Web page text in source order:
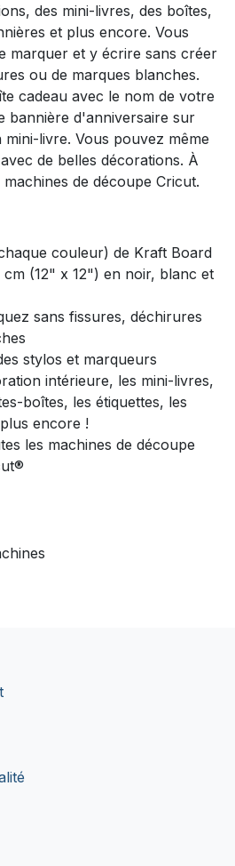
des mini-livres, des boîtes,
et plus encore. Vous
marquer et y écrire sans créer
ou de marques blanches.
cadeau avec le nom de votre
bannière d'anniversaire sur
livre. Vous pouvez même
de belles décorations. À
de découpe Cricut.
couleur) de Kraft Board
(12" x 12") en noir, blanc et
sans fissures, déchirures
stylos et marqueurs
intérieure, les mini-livres,
boîtes, les étiquettes, les
encore !
les machines de découpe